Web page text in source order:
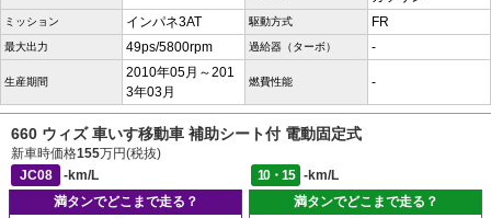
ミッション インパネ3AT 駆動方式 FR
最大出力 49ps/5800rpm 過給器（ターボ） -
生産期間
2010年05月～201
3年03月
燃費性能 -
660 ウィズ 車いす移動車 補助シート付 電動固定式
新車時価格155万円(税抜)
JC08
-km/L 10・15
-km/L
満タンでどこまで走る？
満タンでどこまで走る？